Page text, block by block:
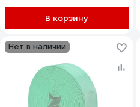
В корзину
Нет в наличии